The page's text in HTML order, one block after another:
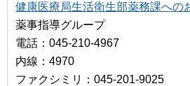
健康医療局生活衛生部薬務課への
薬事指導グループ
電話：045-210-4967
内線：4970
ファクシミリ：045-201-9025